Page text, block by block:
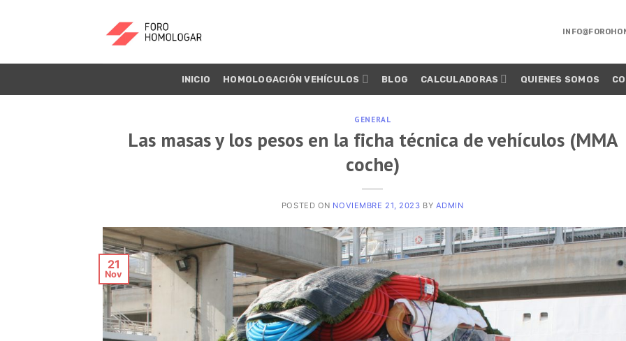
INICIO HOMOLOGACIÓN VEHÍCULOS BLOG CALCULADORAS QUIENES SOMOS
GENERAL
Las masas y los pesos en la ficha técnica de vehículos (MMA
coche)
POSTED ON NOVIEMBRE 21, 2023 BY ADMIN
21
Nov